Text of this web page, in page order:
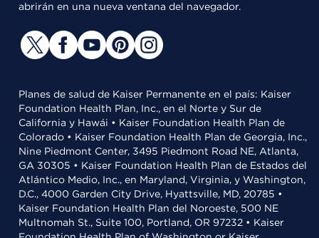
abrirán en una nueva ventana del navegador.
Planes de salud de Kaiser Permanente en el país: Kaiser
Foundation Health Plan, Inc., en el Norte y Sur de
California y Hawái • Kaiser Foundation Health Plan de
Colorado • Kaiser Foundation Health Plan de Georgia, Inc.,
Nine Piedmont Center, 3495 Piedmont Road NE, Atlanta,
GA 30305 • Kaiser Foundation Health Plan de Estados del
Atlántico Medio, Inc., en Maryland, Virginia, y Washington,
D.C., 4000 Garden City Drive, Hyattsville, MD, 20785 •
Kaiser Foundation Health Plan del Noroeste, 500 NE
Multnomah St., Suite 100, Portland, OR 97232 • Kaiser